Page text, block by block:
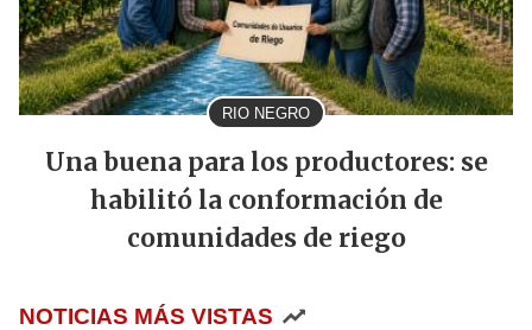
RIO NEGRO
Una buena para los productores: se
habilitó la conformación de
comunidades de riego
NOTICIAS MÁS VISTAS